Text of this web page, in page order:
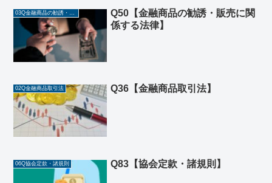
03Q金融商品の勧誘・ 販売に関係する法律
Q50【金融商品の勧誘・販売に関
係する法律】
02Q金融商品取引法 Q36【金融商品取引法】
06Q協会定款・諸規則 Q83【協会定款・諸規則】